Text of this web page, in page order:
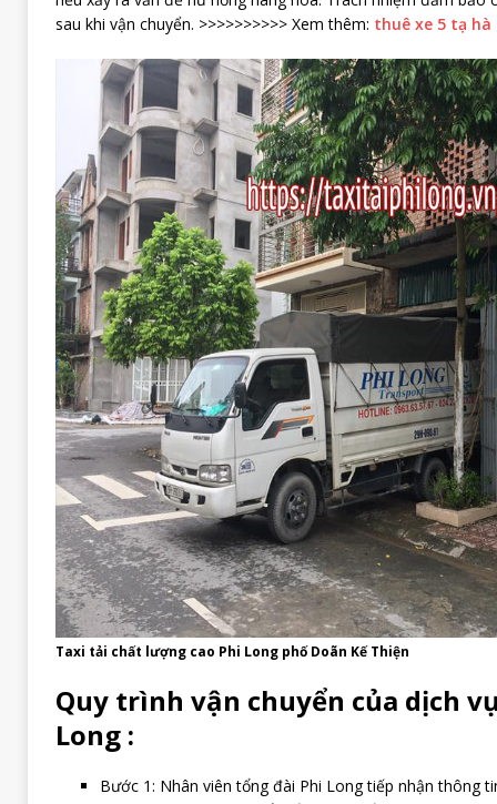
sau khi vận chuyển. >>>>>>>>>> Xem thêm: thuê xe 5 tạ hà
Taxi tải chất lượng cao Phi Long phố Doãn Kế Thiện
Quy trình vận chuyển của dịch
Long :
Bước 1: Nhân viên tổng đài Phi Long tiếp nhận thông